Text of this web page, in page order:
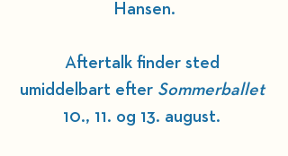
Hansen.
Aftertalk finder sted
umiddelbart efter Sommerballet
10., 11. og 13. august.